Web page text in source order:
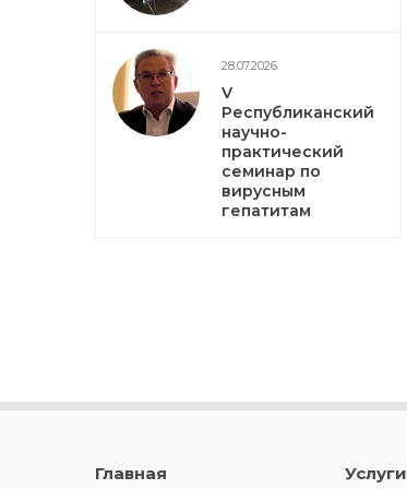
28.07.2026
V
Республиканский
научно-
практический
семинар по
вирусным
гепатитам
Главная Услуги